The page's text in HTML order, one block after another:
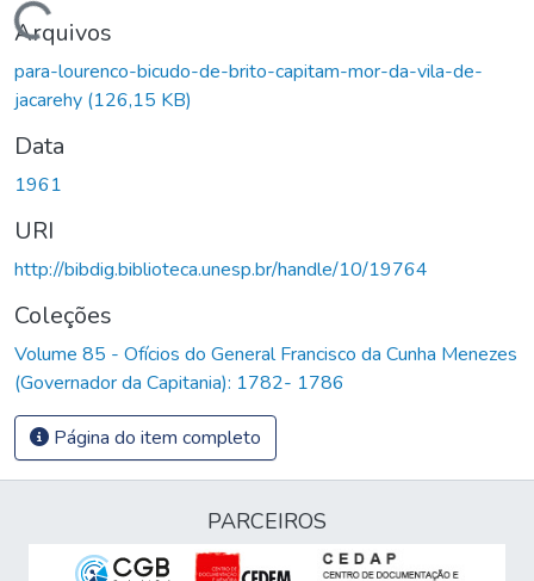
Carregando...
Arquivos
para-lourenco-bicudo-de-brito-capitam-mor-da-vila-de-
jacarehy (126,15 KB)
Data
1961
URI
http://bibdig.biblioteca.unesp.br/handle/10/19764
Coleções
Volume 85 - Ofícios do General Francisco da Cunha Menezes
(Governador da Capitania): 1782- 1786
Página do item completo
PARCEIROS